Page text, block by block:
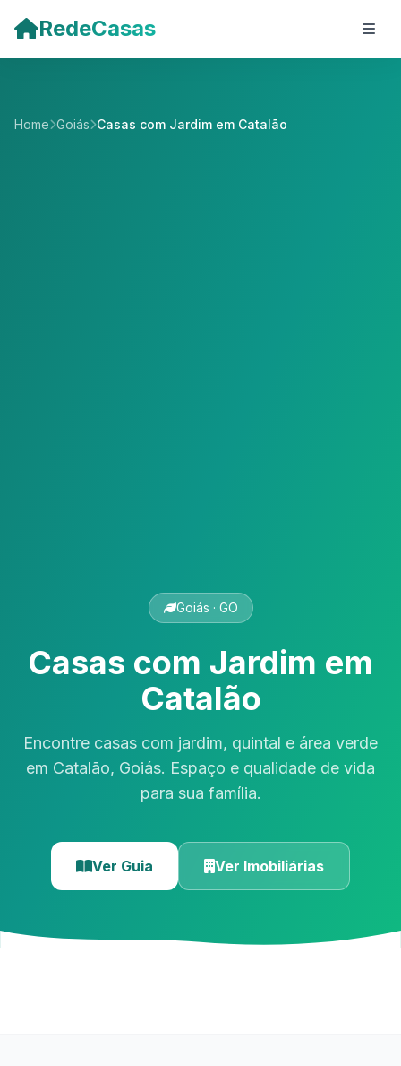
RedeCasas
Home Goiás Casas com Jardim em Catalão
Goiás · GO
Casas com Jardim em
Catalão
Encontre casas com jardim, quintal e área verde
em Catalão, Goiás. Espaço e qualidade de vida
para sua família.
Ver Guia Ver Imobiliárias